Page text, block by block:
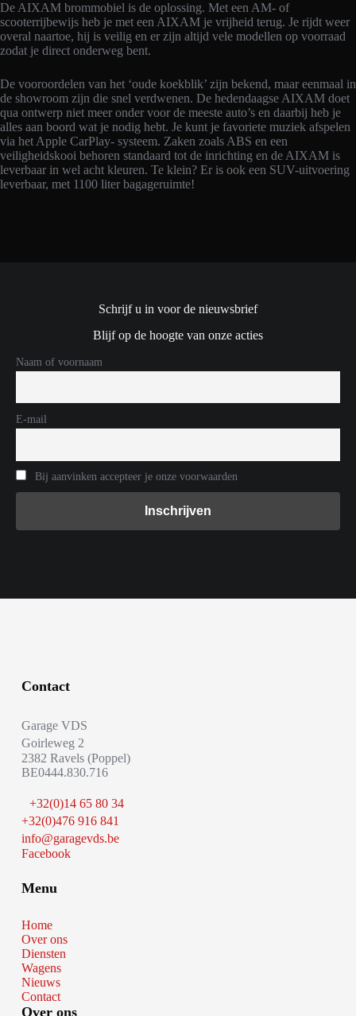
De AIXAM brommobiel is de oplossing. Met een AM- of
scooterrijbewijs heb je met een AIXAM je vrijheid terug. Je rijdt weer
overal naartoe, hij is veilig en er zijn altijd vele modellen op voorraad
zodat je direct onderweg bent.
De vooroordelen van het ‘oude koekblik’ zijn bekend, maar eenmaal in
de showroom zijn die snel verdwenen. De hedendaagse AIXAM doet
qua ontwerp niet meer onder voor de meeste auto’s en daarbij heb je
alles aan boord wat je nodig hebt. Je kunt je favoriete muziek afspelen
via het Apple CarPlay- systeem. Zaken zoals ABS en een
veiligheidskooi behoren standaard tot de inrichting en de AIXAM is
leverbaar in wel acht kleuren. Te klein? Er is ook een SUV-uitvoering
leverbaar, met 1100 liter bagageruimte!
Schrijf u in voor de nieuwsbrief
Blijf op de hoogte van onze acties
Naam of voornaam
E-mail
Bij aanvinken accepteer je onze voorwaarden
Contact
Garage VDS
Goirleweg 2
2382 Ravels (Poppel)
BE0444.830.716
+32(0)14 65 80 34
+32(0)476 916 841
info@garagevds.be
Facebook
Menu
Home
Over ons
Diensten
Wagens
Nieuws
Contact
Over ons